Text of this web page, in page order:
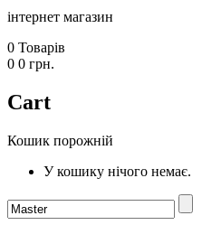
інтернет магазин
0 Товарів
0 0 грн.
Cart
Кошик порожній
У кошику нічого немає.